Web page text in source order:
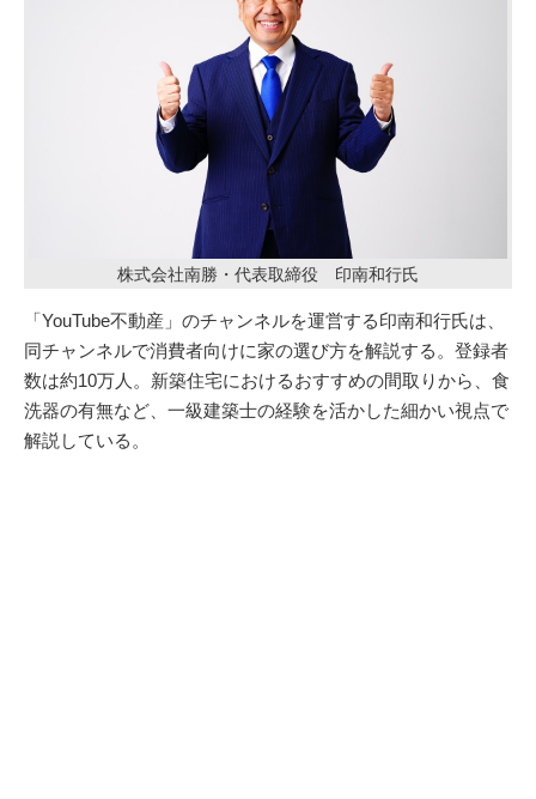
ADOPTABLE DOG JOURNAL
株式会社南勝・代表取締役 印南和行氏
「YouTube不動産」のチャンネルを運営する印南和行氏は、
同チャンネルで消費者向けに家の選び方を解説する。登録者
数は約10万人。新築住宅におけるおすすめの間取りから、食
洗器の有無など、一級建築士の経験を活かした細かい視点で
解説している。